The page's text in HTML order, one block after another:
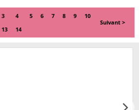
3 4 5 6 7 8 9
10
13 14
Suivant >